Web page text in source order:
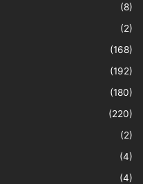
(8)
(2)
(168)
(192)
(180)
(220)
(2)
(4)
(4)